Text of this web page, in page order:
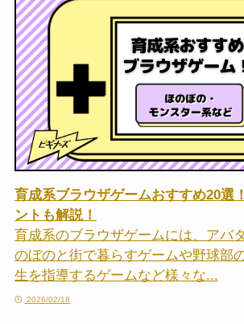
育成系ブラウザゲームおすすめ20選
ントも解説！
育成系のブラウザゲームには、アバ
のぼのと街で暮らすゲームや野球部
生を指導するゲームなど様々な...
2026/02/18